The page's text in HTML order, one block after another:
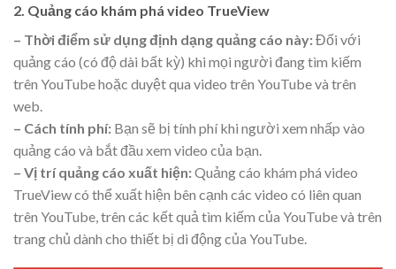
2. Quảng cáo khám phá video TrueView
– Thời điểm sử dụng định dạng quảng cáo này:Đối với
quảng cáo (có độ dài bất kỳ) khi mọi người đang tìm kiếm
trên YouTube hoặc duyệt qua video trên YouTube và trên
web.
– Cách tính phí: Bạn sẽ bị tính phí khi người xem nhấp vào
quảng cáo và bắt đầu xem video của bạn.
– Vị trí quảng cáo xuất hiện:Quảng cáo khám phá video
TrueView có thể xuất hiện bên cạnh các video có liên quan
trên YouTube, trên các kết quả tìm kiếm của YouTube và trên
trang chủ dành cho thiết bị di động của YouTube.